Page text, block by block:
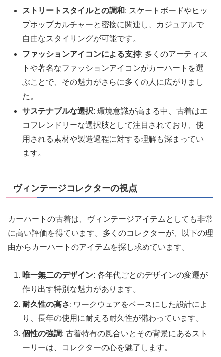
ストリートスタイルとの調和: スケートボードやヒッ
プホップカルチャーと密接に関連し、カジュアルで
自由なスタイリングが可能です。
ファッションアイコンによる支持: 多くのアーティス
トや著名なファッションアイコンがカーハートを選
ぶことで、その魅力がさらに多くの人に広がりまし
た。
サステナブルな選択: 環境意識が高まる中、古着はエ
コフレンドリーな選択肢として注目されており、使
用される素材や製造過程に対する理解も深まってい
ます。
ヴィンテージコレクターの視点
カーハートの古着は、ヴィンテージアイテムとしても非常
に高い評価を得ています。多くのコレクターが、以下の理
由からカーハートのアイテムを探し求めています。
唯一無二のデザイン: 各年代ごとのデザインの変遷が
作り出す特別な魅力があります。
耐久性の高さ: ワークウェアをベースにした設計によ
り、長年の使用に耐える耐久性が備わっています。
個性の強調: 古着特有の風合いとその背景にあるスト
ーリーは、コレクターの心を魅了します。